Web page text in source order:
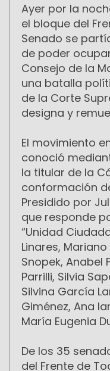
Ayer por la
el bloque del
Senado se
de poder
Consejo de la
una batalla
de la Corte
designa y
El movimiento
conoció
la titular de la
conformación
Presidido por
que responde
“Unidad
Linares,
Snopek, Anabel
Parrilli, Silvia
Silvina García
Giménez, Ana
María Eugenia
De los 35
del Frente de